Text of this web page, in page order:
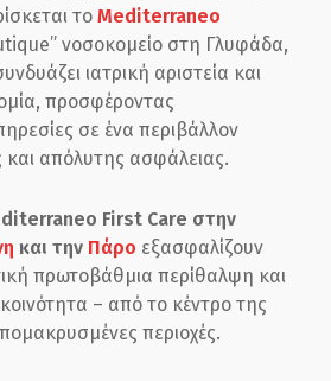
το Mediterraneo
νοσοκομείο στη Γλυφάδα,
ιατρική αριστεία και
προσφέροντας
σε ένα περιβάλλον
απόλυτης ασφάλειας.
First Care στην
και την Πάρο εξασφαλίζουν
πρωτοβάθμια περίθαλψη και
– από το κέντρο της
περιοχές.